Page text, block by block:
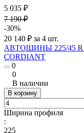
5 035 ₽
7 190 ₽
-30%
20 140 ₽ за 4 шт.
АВТОШИНЫ 225/45
CORDIANT
0
0
В наличии
В корзину
Ширина профиля
:
225